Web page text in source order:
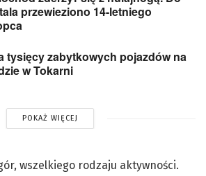
przewieziono 14-letniego
tysięcy zabytkowych pojazdów na
w Tokarni
POKAŻ WIĘCEJ
wszelkiego rodzaju aktywności.